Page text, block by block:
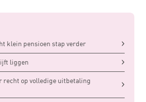
klein pensioen stap verder
liggen
recht op volledige uitbetaling